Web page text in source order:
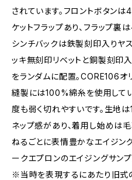
されています。フロントボタンは
ケットフラップあり、フラップ裏
シンチバックは鉄製刻印入りヤ
ッキ無刻印リベットと銅製刻印
をランダムに配置。CORE106オ
縫製には100%綿糸を使用して
度も弱く切れやすいです。生地
ネップ感があり、着用し始めは
ねるごとに表情豊かなエイジン
ークエプロンのエイジングサン
※当時を表現するにあたり旧式